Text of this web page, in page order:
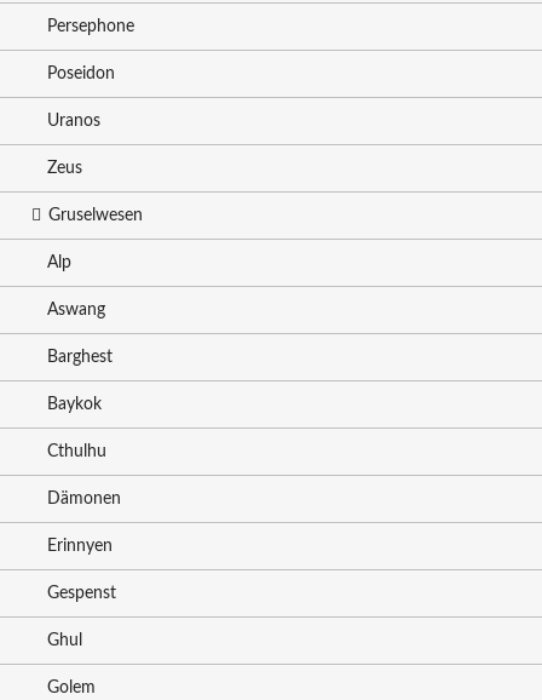
Persephone
Poseidon
Uranos
Zeus
Gruselwesen
Alp
Aswang
Barghest
Baykok
Cthulhu
Dämonen
Erinnyen
Gespenst
Ghul
Golem